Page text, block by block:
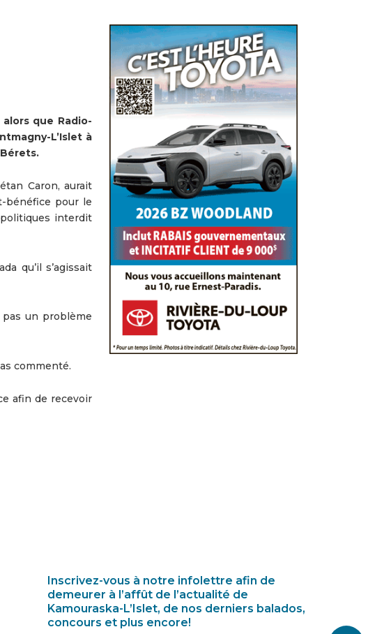
que Radio-
L’Islet à
Caron, aurait
bénéfice pour le
interdit
qu’il s’agissait
un problème
commenté.
afin de recevoir
Inscrivez-vous à notre infolettre afin de
demeurer à l’affût de l’actualité de
Kamouraska-L’Islet, de nos derniers balados,
concours et plus encore!